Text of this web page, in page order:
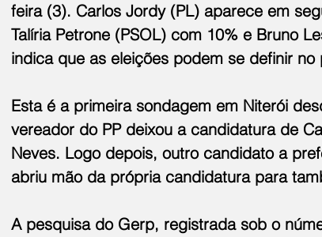
feira (3). Carlos Jordy (PL) aparece em
Talíria Petrone (PSOL) com 10% e Bruno
indica que as eleições podem se definir
Esta é a primeira sondagem em Niterói
vereador do PP deixou a candidatura de
Neves. Logo depois, outro candidato a
abriu mão da própria candidatura para
A pesquisa do Gerp, registrada sob o